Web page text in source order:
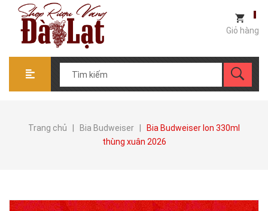
Giỏ hàng
Trang chủ Bia Budweiser
Bia Budweiser lon 330ml
thùng xuân 2026